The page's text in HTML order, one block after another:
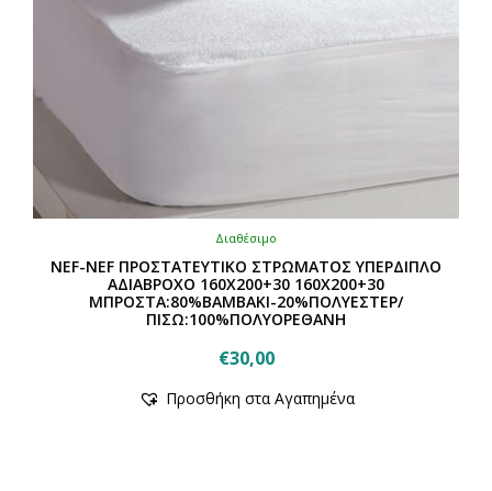
Διαθέσιμο
NEF-NEF ΠΡΟΣΤΑΤΕΥΤΙΚΟ ΣΤΡΩΜΑΤΟΣ ΥΠΕΡΔΙΠΛΟ
ΑΔΙΑΒΡΟΧΟ 160Χ200+30 160Χ200+30
ΜΠΡΟΣΤΑ:80%ΒΑΜΒΑΚΙ-20%ΠΟΛΥΕΣΤΕΡ/
ΠΙΣΩ:100%ΠΟΛΥΟΡΕΘΑΝΗ
€30,00
Προσθήκη στα Αγαπημένα